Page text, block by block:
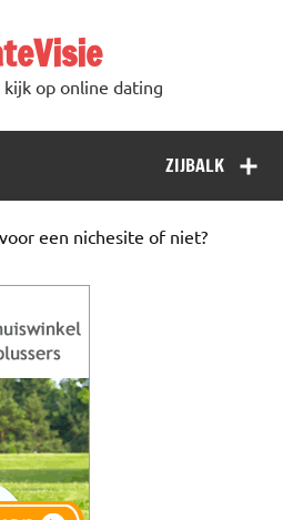
kijk op online dating
ZIJBALK
een nichesite of niet?